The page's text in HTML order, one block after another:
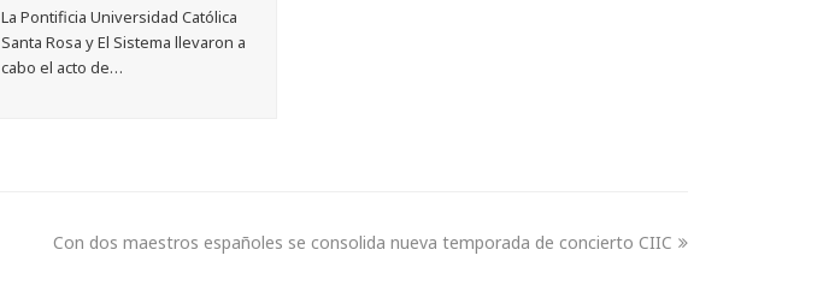
La Pontificia Universidad Católica
Santa Rosa y El Sistema llevaron a
cabo el acto de…
Con dos maestros españoles se consolida nueva temporada de concierto CIIC